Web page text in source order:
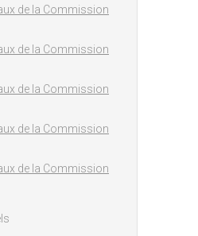
de la Commission
de la Commission
de la Commission
de la Commission
de la Commission